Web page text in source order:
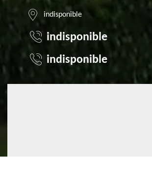
indisponible
indisponible
indisponible